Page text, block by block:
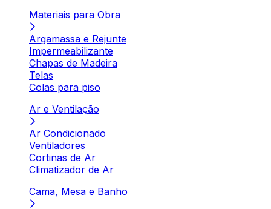
Materiais para Obra
Argamassa e Rejunte
Impermeabilizante
Chapas de Madeira
Telas
Colas para piso
Ar e Ventilação
Ar Condicionado
Ventiladores
Cortinas de Ar
Climatizador de Ar
Cama, Mesa e Banho